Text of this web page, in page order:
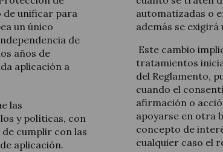
de unificar para
un único
de
años de
aplicación a
las
y políticas, con
cumplir con las
aplicación.
automatizadas o
además se
Este cambio
tratamientos
del Reglamento,
cuando el
afirmación o
apoyarse en otra
concepto de
cualquier caso el